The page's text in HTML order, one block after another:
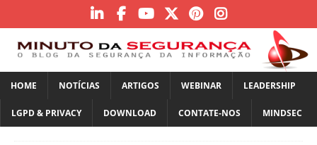
HOME NOTÍCIAS ARTIGOS WEBINAR LEADERSHIP
LGPD & PRIVACY DOWNLOAD CONTATE-NOS MINDSEC